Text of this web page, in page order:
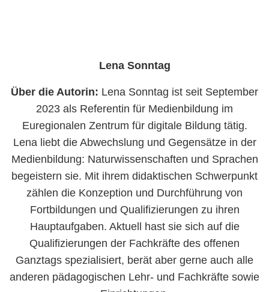
Lena Sonntag
Über die Autorin: Lena Sonntag ist seit September
2023 als Referentin für Medienbildung im
Euregionalen Zentrum für digitale Bildung tätig.
Lena liebt die Abwechslung und Gegensätze in der
Medienbildung: Naturwissenschaften und Sprachen
begeistern sie. Mit ihrem didaktischen Schwerpunkt
zählen die Konzeption und Durchführung von
Fortbildungen und Qualifizierungen zu ihren
Hauptaufgaben. Aktuell hast sie sich auf die
Qualifizierungen der Fachkräfte des offenen
Ganztags spezialisiert, berät aber gerne auch alle
anderen pädagogischen Lehr- und Fachkräfte sowie